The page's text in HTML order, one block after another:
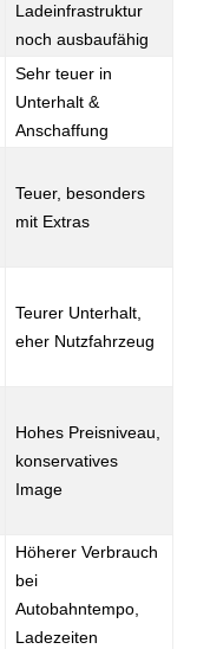
Ladeinfrastruktur
noch ausbaufähig
Sehr teuer in
Unterhalt &
Anschaffung
Teuer, besonders
mit Extras
Teurer Unterhalt,
eher Nutzfahrzeug
Hohes Preisniveau,
konservatives
Image
Höherer Verbrauch
bei
Autobahntempo,
Ladezeiten